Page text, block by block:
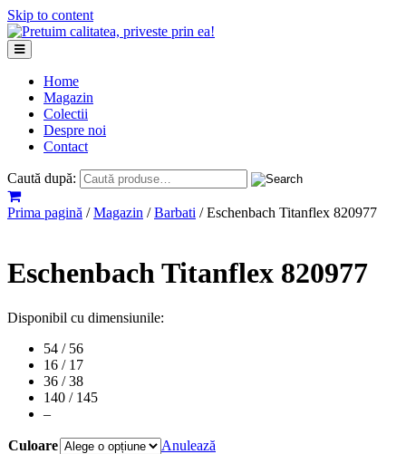
Skip to content
Home
Magazin
Colectii
Despre noi
Contact
Caută după:
Prima pagină /Magazin /Barbati / Eschenbach Titanflex 820977
Eschenbach Titanflex 820977
Disponibil cu dimensiunile:
54 / 56
16 / 17
36 / 38
140 / 145
–
Culoare
Anulează